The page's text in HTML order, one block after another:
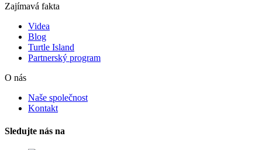
Zajímavá fakta
Videa
Blog
Turtle Island
Partnerský program
O nás
Naše společnost
Kontakt
Sledujte nás na